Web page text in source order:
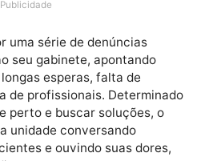
principais funções: fiscalizar o
Publicidade
uma série de denúncias
ao seu gabinete, apontando